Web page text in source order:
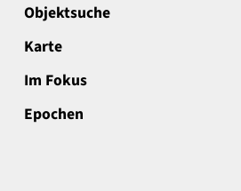
Objektsuche
Karte
Im Fokus
Epochen